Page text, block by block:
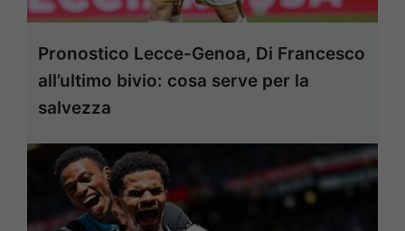
Pronostico Lecce-Genoa, Di Francesco
all’ultimo bivio: cosa serve per la
salvezza